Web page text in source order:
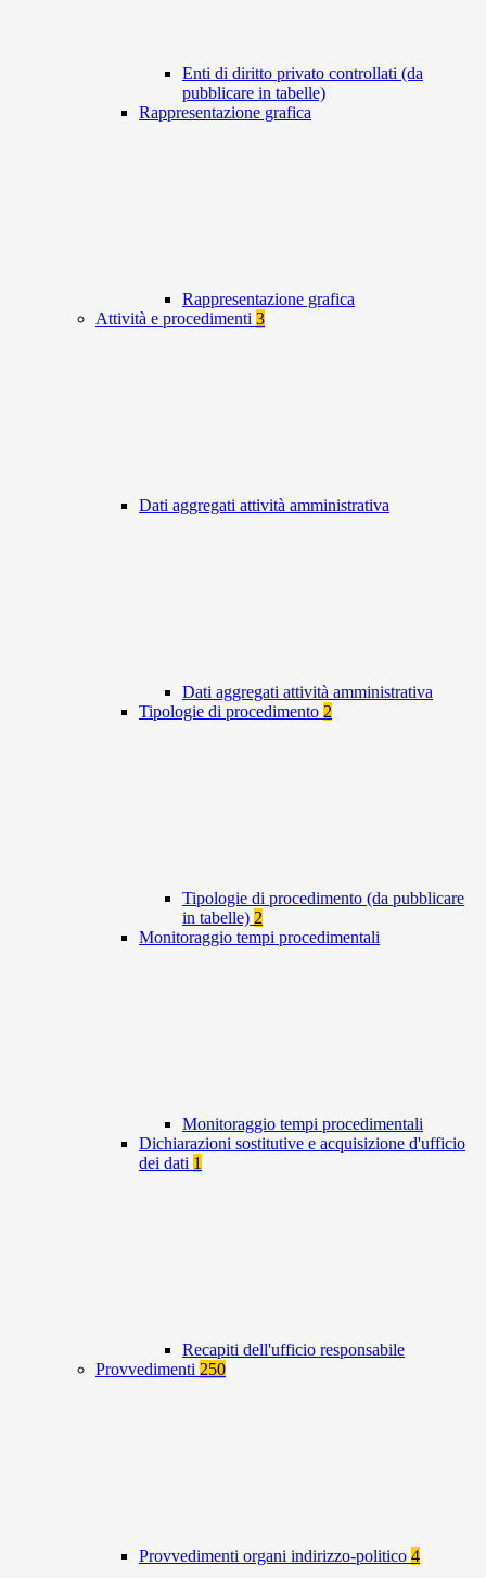
Enti di diritto privato controllati (da
pubblicare in tabelle)
Rappresentazione grafica
Rappresentazione grafica
Attività e procedimenti 3
Dati aggregati attività amministrativa
Dati aggregati attività amministrativa
Tipologie di procedimento 2
Tipologie di procedimento (da pubblicare
in tabelle) 2
Monitoraggio tempi procedimentali
Monitoraggio tempi procedimentali
Dichiarazioni sostitutive e acquisizione d'ufficio
dei dati 1
Recapiti dell'ufficio responsabile
Provvedimenti 250
Provvedimenti organi indirizzo-politico 4